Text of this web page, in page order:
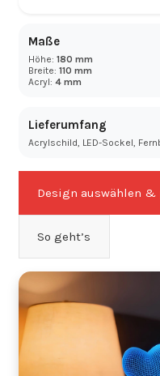
Maße
Höhe: 180 mm
Breite: 110 mm
Acryl: 4 mm
Lieferumfang
Acrylschild, LED-Sockel,
Design auswählen
So geht’s